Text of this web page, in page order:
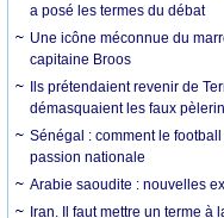
a posé les termes du débat
Une icône méconnue du
capitaine Broos
Ils prétendaient revenir de
démasquaient les faux
Sénégal : comment le
passion nationale
Arabie saoudite : nouvelles
Iran. Il faut mettre un terme à